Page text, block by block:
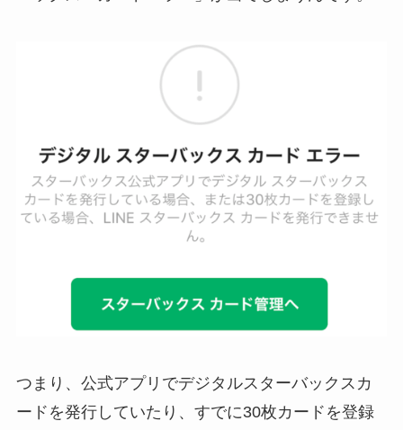
つまり、公式アプリでデジタルスターバックスカ
ードを発行していたり、すでに30枚カードを登録